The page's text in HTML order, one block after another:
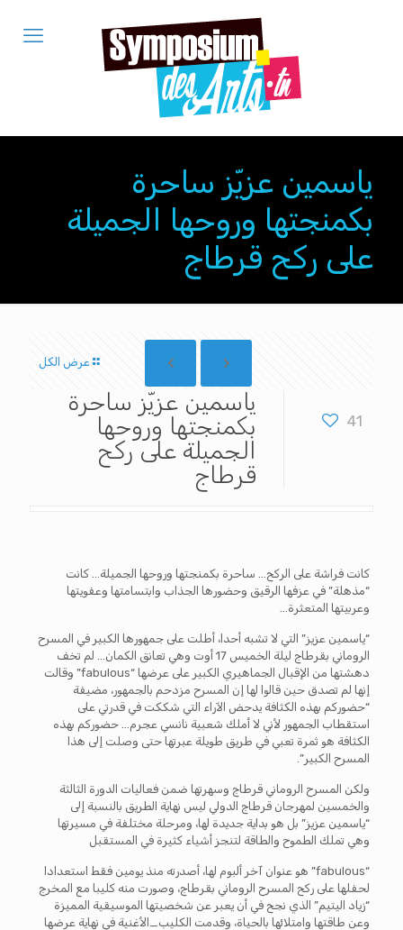
ياسمين عزيّز ساحرة
بكمنجتها وروحها الجميلة
على ركح قرطاج
عرض الكل
41
ياسمين عزيّز ساحرة
بكمنجتها وروحها
الجميلة على ركح
قرطاج
كانت فراشة على الركح… ساحرة بكمنجتها وروحها الجميلة… كانت
“مذهلة” في عزفها الرقيق وحضورها الجذاب وابتسامتها وعفويتها
وعربيتها المتعثرة…
“ياسمين عزيز” التي لا تشبه أحدا، أطلت على جمهورها الكبير في المسرح
الروماني بقرطاج ليلة الخميس 17 أوت وهي تعانق الكمان… لم تخف
دهشتها من الإقبال الجماهيري الكبير على عرضها “fabulous” وقالت
إنها لم تصدق حين قالوا لها إن المسرح مزدحم بالجمهور، مضيفة
“حضوركم بهذه الكثافة يدحض الآراء التي شككت في قدرتي على
استقطاب الجمهور لأني لا أملك شعبية نانسي عجرم… حضوركم بهذه
الكثافة هو ثمرة تعبي في طريق طويلة عبرتها حتى وصلت إلى هذا
المسرح الكبير”.
ولكن المسرح الروماني قرطاج وسهرتها ضمن فعاليات الدورة الثالثة
والخمسين لمهرجان قرطاج الدولي ليس نهاية الطريق بالنسبة إلى
“ياسمين عزيز” بل هو بداية جديدة لها، ومرحلة مختلفة في مسيرتها
وهي تملك الطموح والطاقة لتنجز أشياء كثيرة في المستقبل
“fabulous” هو عنوان آخر ألبوم لها، أصدرته منذ يومين فقط استعدادا
لحفلها على ركح المسرح الروماني بقرطاج، وصورت منه كليبا مع المخرج
“زياد اليتيم” الذي نجح في أن يعبر عن شخصيتها الموسيقية المميزة
وعن طاقتها وامتلائها بالحياة، وقدمت الكليب_الأغنية في نهاية عرضها